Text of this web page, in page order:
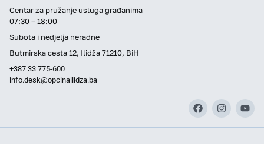
Centar za pružanje usluga građanima
07:30 – 18:00
Subota i nedjelja neradne
Butmirska cesta 12, Ilidža 71210, BiH
+387 33 775-600
info.desk@opcinailidza.ba